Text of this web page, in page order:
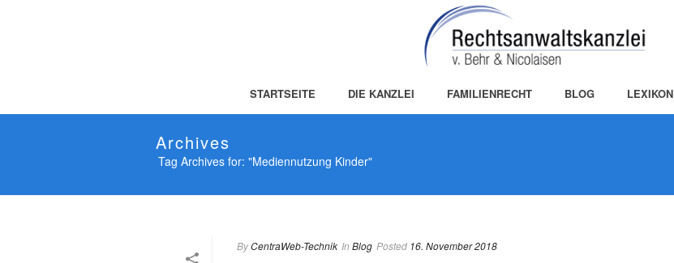
STARTSEITE DIE KANZLEI FAMILIENRECHT BLOG LEXIKON
Archives
Tag Archives for: "Mediennutzung Kinder"
ByCentraWeb-Technik In Blog Posted 16. November 2018